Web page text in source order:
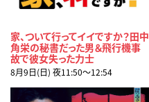
家、ついて行ってイイですか？田中
角栄の秘書だった男＆飛行機事
故で彼女失った力士
8月9日(日) 夜11:50〜12:54